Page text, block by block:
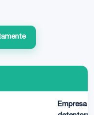
Empresa